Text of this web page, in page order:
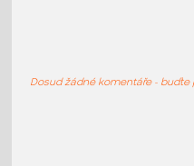
Jeřáb
Dosud žádné komentáře - buďte